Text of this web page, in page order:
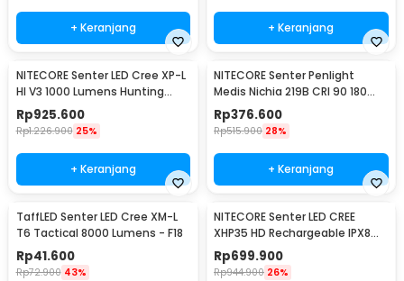
+ Keranjang + Keranjang
NITECORE Senter LED Cree XP-L
HI V3 1000 Lumens Hunting
Flashlight - New P30
Rp925.600
Rp1.226.900 25%
+ Keranjang
NITECORE Senter Penlight
Medis Nichia 219B CRI 90 180
Lumens IPX8 - MT06MD
Rp376.600
Rp515.900 28%
+ Keranjang
TaffLED Senter LED Cree XM-L
T6 Tactical 8000 Lumens - F18
Rp41.600
Rp72.900 43%
NITECORE Senter LED CREE
XHP35 HD Rechargeable IPX8
1800 Lumens - MH23
Rp699.900
Rp944.900 26%